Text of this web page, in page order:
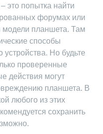
это попытка найти
форумах или
планшета. Там
способы
Но будьте
проверенные
действия могут
планшета. В
любого из этих
сохранить